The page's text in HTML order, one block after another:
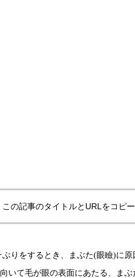
この記事のタイトルとURLをコピ
りをするとき、まぶた(眼瞼)に
いて毛が眼の表面にあたる、ま